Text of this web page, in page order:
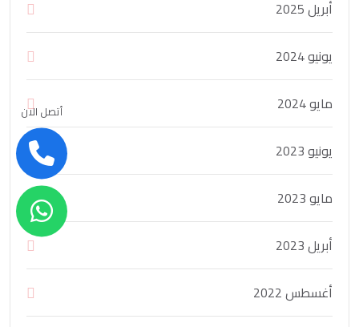
أبريل 2025
يونيو 2024
مايو 2024
يونيو 2023
مايو 2023
أبريل 2023
أغسطس 2022
أتصل الان